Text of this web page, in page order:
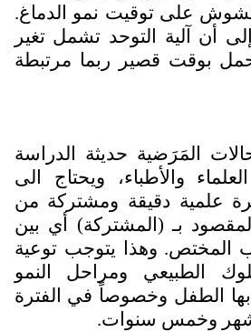
على توقيت نمو الدماغ.
أن آلية التوحد تشمل تغير
بوقت قصير ربما مرتبطة
المَرَضية حديثة الدراسة
والأطباء، ويحتاج الى
علمية دقيقة ومشتركة من
بـ (المشتركة) أي بين
المختص. وهذا يتوجب توعية
الطبيعي ومراحل النمو
بها الطفل وخصوصاً في الفترة
أشهر وخمس سنوات.